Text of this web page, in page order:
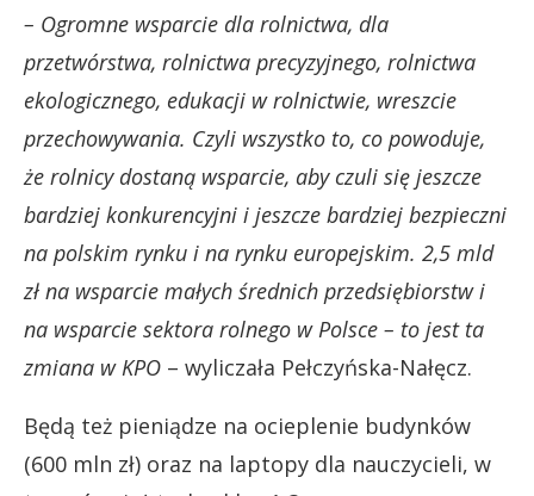
– Ogromne wsparcie dla rolnictwa, dla
przetwórstwa, rolnictwa precyzyjnego, rolnictwa
ekologicznego, edukacji w rolnictwie, wreszcie
przechowywania. Czyli wszystko to, co powoduje,
że rolnicy dostaną wsparcie, aby czuli się jeszcze
bardziej konkurencyjni i jeszcze bardziej bezpieczni
na polskim rynku i na rynku europejskim. 2,5 mld
zł na wsparcie małych średnich przedsiębiorstw i
na wsparcie sektora rolnego w Polsce – to jest ta
zmiana w KPO – wyliczała Pełczyńska-Nałęcz.
Będą też pieniądze na ocieplenie budynków
(600 mln zł) oraz na laptopy dla nauczycieli, w